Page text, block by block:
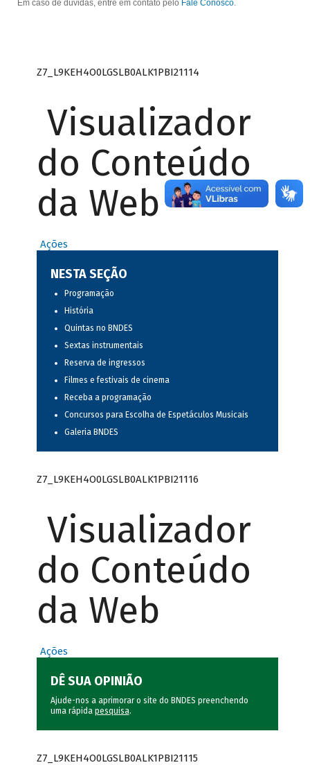
Em caso de dúvidas, entre em contato pelo Fale Conosco.
Z7_L9KEH4O0LGSLB0ALK1PBI21114
Visualizador
do Conteúdo
da Web
Ações
NESTA SEÇÃO
Programação
História
Quintas no BNDES
Sextas instrumentais
Reserva de ingressos
Filmes e festivais de cinema
Receba a programação
Concursos para Escolha de Espetáculos Musicais
Galeria BNDES
Z7_L9KEH4O0LGSLB0ALK1PBI21116
Visualizador
do Conteúdo
da Web
Ações
DÊ SUA OPINIÃO
Ajude-nos a aprimorar o site do BNDES preenchendo
uma rápida pesquisa.
Z7_L9KEH4O0LGSLB0ALK1PBI21115